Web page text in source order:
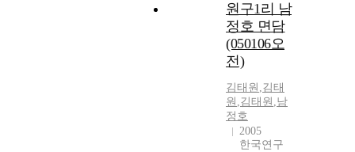
원구1리 남
정호 면담
(050106오
전)
김태원 ,김태
원 ,김태원 ,남
정호
2005
한국연구